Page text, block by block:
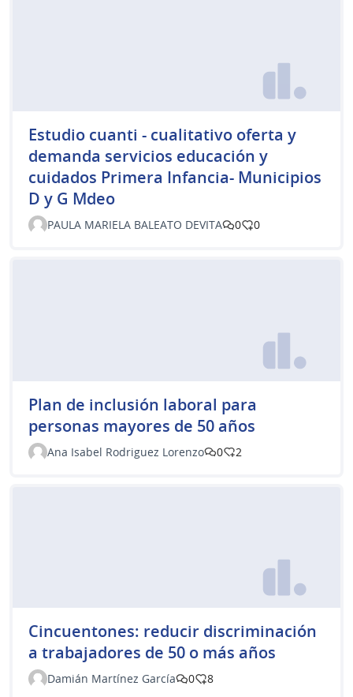
Estudio cuanti - cualitativo oferta y
demanda servicios educación y
cuidados Primera Infancia- Municipios
D y G Mdeo
PAULA MARIELA BALEATO DEVITA 0 0
Plan de inclusión laboral para
personas mayores de 50 años
Ana Isabel Rodriguez Lorenzo 0 2
Cincuentones: reducir discriminación
a trabajadores de 50 o más años
Damián Martínez García 0 8